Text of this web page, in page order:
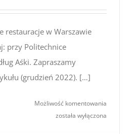
restauracje w Warszawie
przy Politechnice
Aśki. Zapraszamy
(grudzień 2022). […]
Możliwość komentowania
została wyłączona